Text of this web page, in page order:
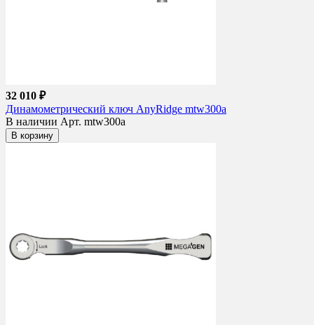
32 010 ₽
Динамометрический ключ AnyRidge mtw300a
В наличии Арт. mtw300a
В корзину